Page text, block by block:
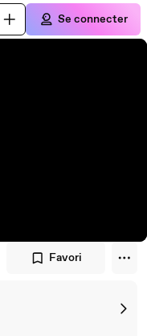
Se connecter
Favori